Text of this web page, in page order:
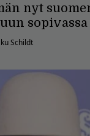
nyt
sopivassa
Schildt